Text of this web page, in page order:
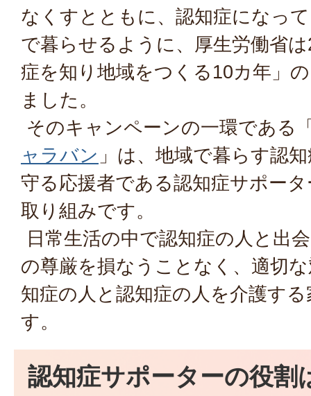
なくすとともに、認知症になっ
で暮らせるように、厚生労働省
症を知り地域をつくる10カ年」
ました。
そのキャンペーンの一環である
ャラバン 」は、地域で暮らす認
守る応援者である認知症サポー
取り組みです。
日常生活の中で認知症の人と出
の尊厳を損なうことなく、適切
知症の人と認知症の人を介護す
す。
認知症サポーターの役割